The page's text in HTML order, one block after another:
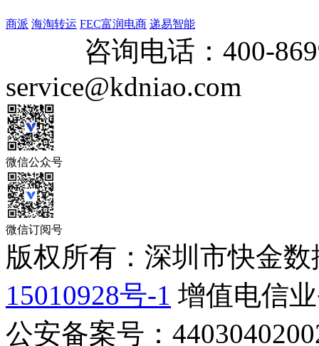
商派 海淘转运 FEC富润电商 递易智能
咨询电话： 400-
service@kdniao.com
微信公众号
微信订阅号
版权所有：深圳市快金
15010928号-1 增值电信
公安备案号：